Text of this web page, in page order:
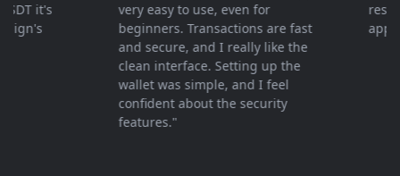
it's
very easy to use, even for
beginners. Transactions are fast
and secure, and I really like the
clean interface. Setting up the
wallet was simple, and I feel
confident about the security
features."